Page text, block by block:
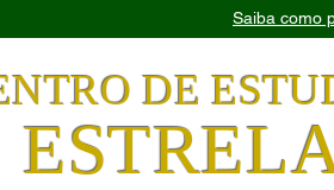
Saiba como
DE